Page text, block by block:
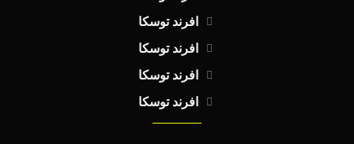
افرند توسکا
افرند توسکا
افرند توسکا
افرند توسکا